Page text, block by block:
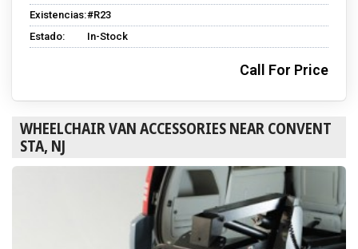
Existencias:#R23
Estado:
In-Stock
Call For Price
WHEELCHAIR VAN ACCESSORIES NEAR CONVENT
STA, NJ